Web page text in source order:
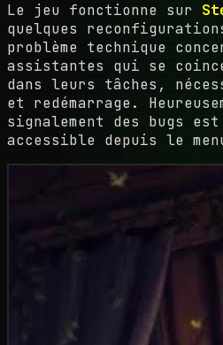
Le jeu fonctionne sur
quelques
problème technique
assistantes qui se
dans leurs tâches,
et redémarrage.
signalement des bugs
accessible depuis le